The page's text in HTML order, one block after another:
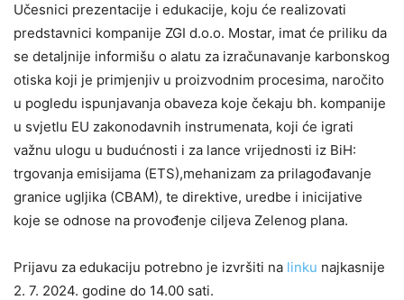
Učesnici prezentacije i edukacije, koju će realizovati
predstavnici kompanije ZGI d.o.o. Mostar, imat će priliku da
se detaljnije informišu o alatu za izračunavanje karbonskog
otiska koji je primjenjiv u proizvodnim procesima, naročito
u pogledu ispunjavanja obaveza koje čekaju bh. kompanije
u svjetlu EU zakonodavnih instrumenata, koji će igrati
važnu ulogu u budućnosti i za lance vrijednosti iz BiH:
trgovanja emisijama (ETS),mehanizam za prilagođavanje
granice ugljika (CBAM), te direktive, uredbe i inicijative
koje se odnose na provođenje ciljeva Zelenog plana.
Prijavu za edukaciju potrebno je izvršiti na linku najkasnije
2. 7. 2024. godine do 14.00 sati.